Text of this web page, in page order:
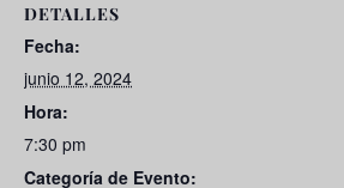
DETALLES
Fecha:
junio 12, 2024
Hora:
7:30 pm
Categoría de Evento: